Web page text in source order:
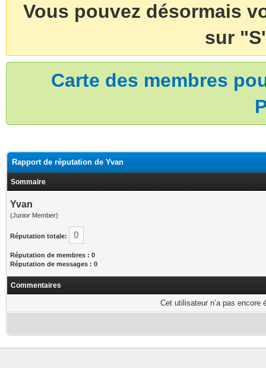
Vous pouvez désormais
sur
Carte des membres
Rapport de réputation de Yvan
Sommaire
Yvan
(Junior Member)
Réputation totale: 0
Réputation de membres : 0
Réputation de messages : 0
Commentaires
Cet utilisateur n’a pas